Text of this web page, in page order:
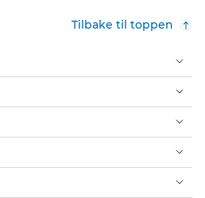
Tilbake til toppen